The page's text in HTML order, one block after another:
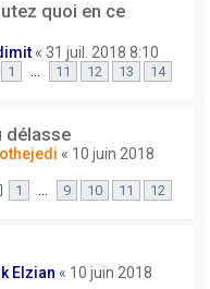
quoi en ce
« 31 juil. 2018 8:10
1 11 12 13 14
délasse
« 10 juin 2018
1 … 9 10 11 12
Elzian « 10 juin 2018